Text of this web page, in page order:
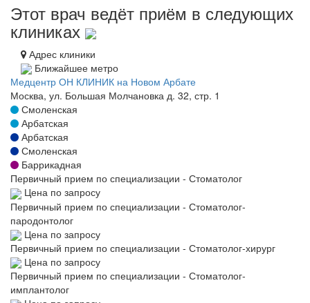
Этот врач ведёт приём в следующих
клиниках
Адрес клиники
Ближайшее метро
Медцентр ОН КЛИНИК на Новом Арбате
Москва, ул. Большая Молчановка д. 32, стр. 1
Смоленская
Арбатская
Арбатская
Смоленская
Баррикадная
Первичный прием по специализации - Стоматолог
Цена по запросу
Первичный прием по специализации - Стоматолог-
пародонтолог
Цена по запросу
Первичный прием по специализации - Стоматолог-хирург
Цена по запросу
Первичный прием по специализации - Стоматолог-
имплантолог